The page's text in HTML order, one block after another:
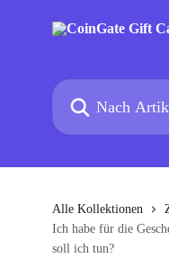
Nach Artikeln
Alle Kollektionen
Ich habe für die
soll ich tun?